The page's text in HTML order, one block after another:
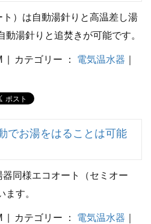
）は自動湯針りと高温差し湯
湯針りと追焚きが可能です。
カテゴリー ： 電気温水器 ｜
でお湯をはることは可能
同様エコオート（セミオー
す。
カテゴリー ： 電気温水器 ｜